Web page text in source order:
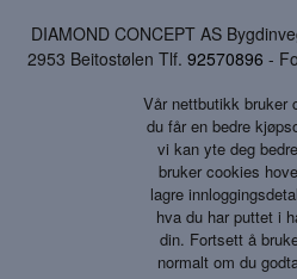
DIAMOND CONCEPT AS
2953 Beitostølen Tlf. 92570896 -
Vår nettbutikk bruker
du får en bedre
vi kan yte deg
bruker cookies
lagre
hva du har puttet i
din. Fortsett å
normalt om du